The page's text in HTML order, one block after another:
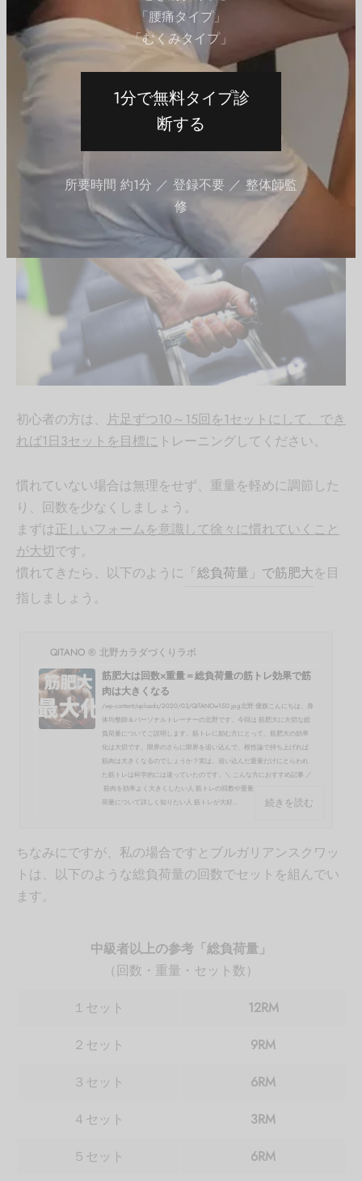
「腰痛タイプ」
「むくみタイプ」
1分で無料タイプ診
断する
所要時間 約1分 ／ 登録不要 ／ 整体師監
修
筋トレをするときには、しっかり呼吸することを忘れな
いようにしてください。
スクワットをする際にも正しい呼吸法があります。基本
的に、しゃがむときに息を吸い込みます。
そして、立ち上がって元の体勢に戻るときに息を吐き出
回数・セット数・重量
初心者の方は、 片足ずつ10～15回を1セットにして、でき
れば1日3セットを目標に トレーニングしてください。
慣れていない場合は無理をせず、重量を軽めに調節した
り、回数を少なくしましょう。
まずは正しいフォームを意識して徐々に慣れていくこと
が大切です。
慣れてきたら、以下のように 「総負荷量」で筋肥大を目
指しましょう。
QITANO ® 北野カラダづくりラボ
筋肥大は回数×重量＝総負荷量の筋トレ効果で筋
肉は大きくなる
/wp-content/uploads/2020/03/QITANOw150.jpg北野 優旗こんにちは、身
体均整師＆パーソナルトレーナーの北野です。今回は 筋肥大に大切な総
負荷量についてご説明します。筋トレに励む方にとって、筋肥大の効率
化は大切です。限界のさらに限界を追い込んで、根性論で持ち上げれば
筋肉は大きくなるのでしょうか？実は、追い込んだ重量だけにとらわれ
た筋トレは科学的には違っていたのです。＼ こんな方におすすめ記事 ／
筋肉を効率よく大きくしたい人 筋トレの回数や重量に不安に思う人 総負
荷量について詳しく知りたい人 筋トレが大好...
続きを読む
ちなみにですが、私の場合ですとブルガリアンスクワッ
トは、以下のような総負荷量の回数でセットを組んでい
ます。
中級者以上の参考「総負荷量」
（回数・重量・セット数）
１セット
12RM
２セット
9RM
３セット
6RM
４セット
3RM
５セット
6RM